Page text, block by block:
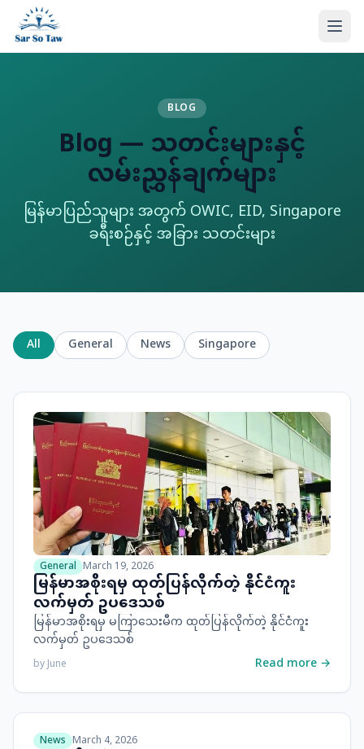
BLOG
Blog — သတင်းများနှင့်
လမ်းညွှန်ချက်များ
မြန်မာပြည်သူများ အတွက် OWIC, EID, Singapore
ခရီးစဉ်နှင့် အခြား သတင်းများ
All General News Singapore
General March 19, 2026
မြန်မာအစိုးရမှ ထုတ်ပြန်လိုက်တဲ့ နိုင်ငံကူး
လက်မှတ် ဥပဒေသစ်
မြန်မာအစိုးရမှ မကြာသေးမီက ထုတ်ပြန်လိုက်တဲ့ နိုင်ငံကူး
လက်မှတ် ဥပဒေသစ်
byJune Read more →
News March 4, 2026